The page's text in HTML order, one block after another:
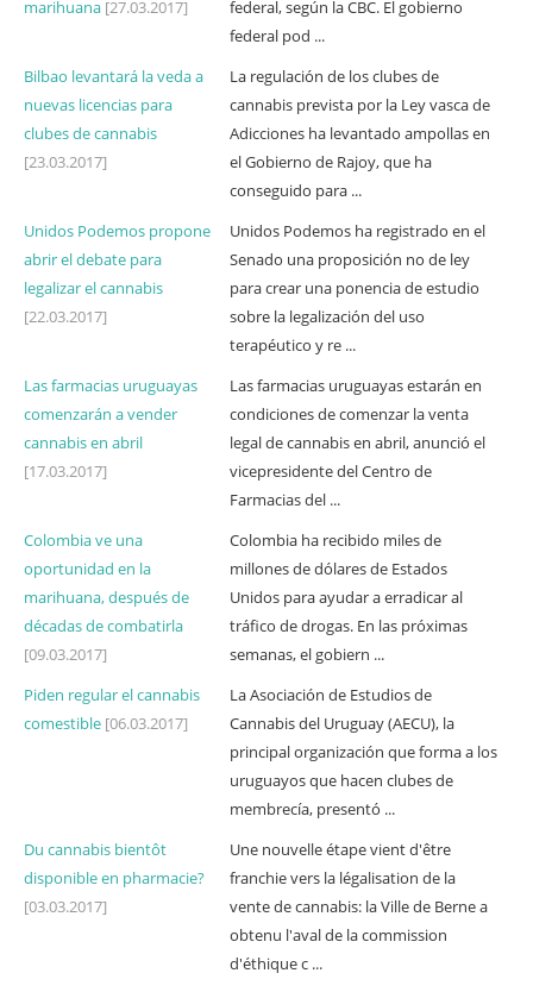
marihuana [27.03.2017]
federal, según la CBC. El gobierno
federal pod ...
Bilbao levantará la veda a
nuevas licencias para
clubes de cannabis
[23.03.2017]
La regulación de los clubes de
cannabis prevista por la Ley vasca de
Adicciones ha levantado ampollas en
el Gobierno de Rajoy, que ha
conseguido para ...
Unidos Podemos propone
abrir el debate para
legalizar el cannabis
[22.03.2017]
Unidos Podemos ha registrado en el
Senado una proposición no de ley
para crear una ponencia de estudio
sobre la legalización del uso
terapéutico y re ...
Las farmacias uruguayas
comenzarán a vender
cannabis en abril
[17.03.2017]
Las farmacias uruguayas estarán en
condiciones de comenzar la venta
legal de cannabis en abril, anunció el
vicepresidente del Centro de
Farmacias del ...
Colombia ve una
oportunidad en la
marihuana, después de
décadas de combatirla
[09.03.2017]
Colombia ha recibido miles de
millones de dólares de Estados
Unidos para ayudar a erradicar al
tráfico de drogas. En las próximas
semanas, el gobiern ...
Piden regular el cannabis
comestible [06.03.2017]
La Asociación de Estudios de
Cannabis del Uruguay (AECU), la
principal organización que forma a los
uruguayos que hacen clubes de
membrecía, presentó ...
Du cannabis bientôt
disponible en pharmacie?
[03.03.2017]
Une nouvelle étape vient d'être
franchie vers la légalisation de la
vente de cannabis: la Ville de Berne a
obtenu l'aval de la commission
d'éthique c ...